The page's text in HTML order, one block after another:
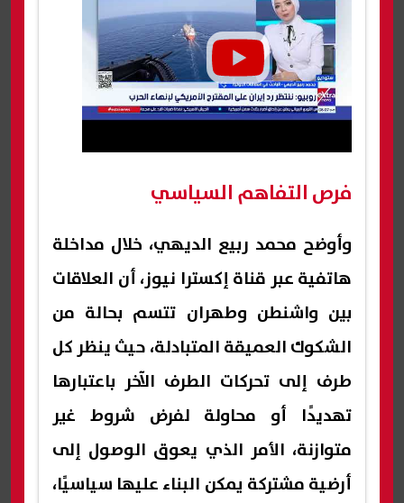
فرص التفاهم السياسي
وأوضح محمد ربيع الديهي، خلال مداخلة
هاتفية عبر قناة إكسترا نيوز، أن العلاقات
بين واشنطن وطهران تتسم بحالة من
الشكوك العميقة المتبادلة، حيث ينظر كل
طرف إلى تحركات الطرف الآخر باعتبارها
تهديدًا أو محاولة لفرض شروط غير
متوازنة، الأمر الذي يعوق الوصول إلى
أرضية مشتركة يمكن البناء عليها سياسيًا،